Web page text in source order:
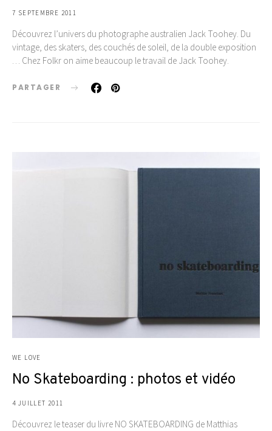
7 SEPTEMBRE 2011
Découvrez l’univers du photographe australien Jack Toohey. Du
vintage, des skaters, des couchés de soleil, de la double exposition
… Chez Folkr on aime beaucoup le travail de Jack Toohey.
PARTAGER
WE LOVE
No Skateboarding : photos et vidéo
4 JUILLET 2011
Découvrez le teaser du livre NO SKATEBOARDING de Matthias